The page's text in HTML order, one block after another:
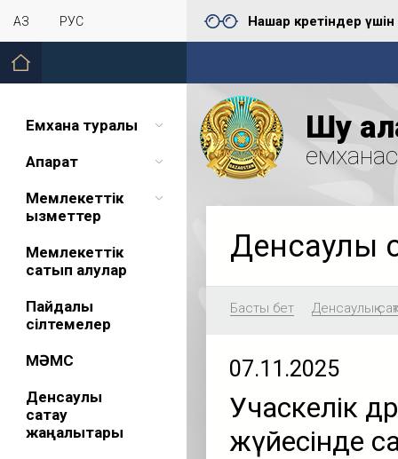
ҚАЗ РУС Нашар көретіндер үшін
Емхана туралы
Ақпарат
Мемлекеттік
қызметтер
Мемлекеттік
сатып алулар
Пайдалы
сілтемелер
МӘМС
Денсаулық
сақтау
жаңалықтары
Шу
Денсаулық
Басты бет Денсаулық
07.11.2025
Учаскелік
жүйесінде